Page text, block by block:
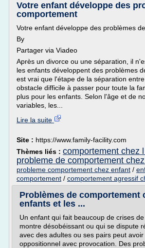
Votre enfant développe des
comportement
Votre enfant développe des problèmes
By
Partager via Viadeo
Après un divorce ou une séparation, il
les enfants développent des problèmes
est vrai que l'étape de la séparation
obstacle difficile à passer pour toute la
plus pour les enfants. Selon l'âge et de
variables, les...
Lire la suite
Site : https://www.family-facility.com
Thèmes liés : comportement chez
probleme de comportement
probleme comportement chez enfant /
comportement / comportement agressif
Problèmes de comportement
enfants et les ...
Un enfant qui fait beaucoup de crises
montre désobéissant ou qui se dispute
avec des adultes ou ses pairs peut
oppositionnel avec provocation. Des